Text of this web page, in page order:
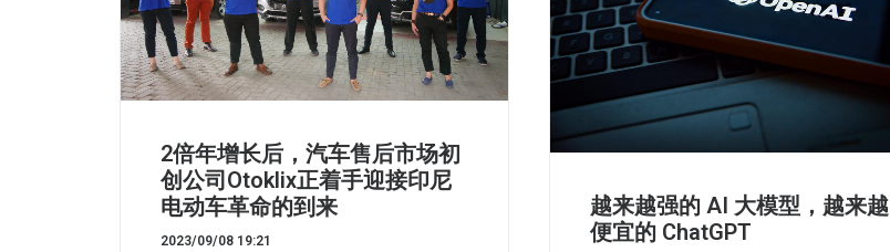
2倍年增长后，汽车售后市场初
创公司Otoklix正着手迎接印尼
电动车革命的到来
2023/09/08 19:21
越来越强的 AI 大模型，越来越
便宜的 ChatGPT